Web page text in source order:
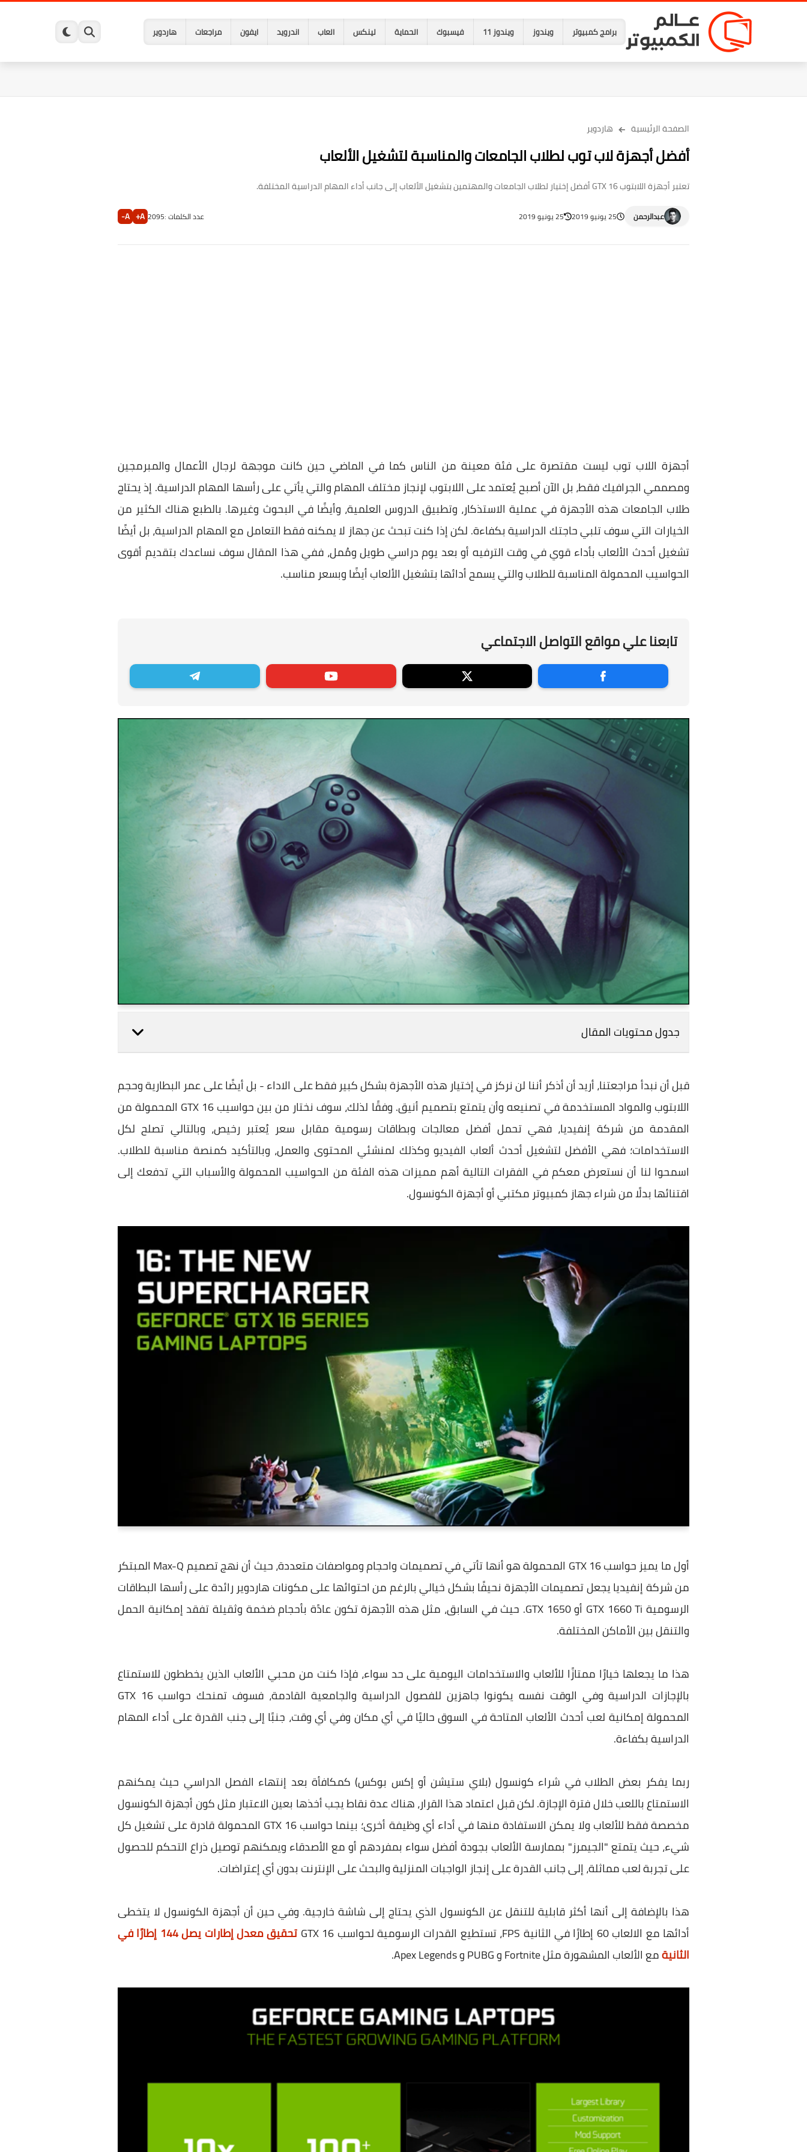
برامج كمبيوتر ويندوز ويندوز 11 فيسبوك الحماية لينكس العاب اندرويد ايفون مراجعات هاردوير
الصفحة الرئيسية هاردوير
أفضل أجهزة لاب توب لطلاب الجامعات والمناسبة لتشغيل الألعاب
تعتبر أجهزة اللابتوب GTX 16 أفضل إختيار لطلاب الجامعات والمهتمين بتشغيل الألعاب إلى جانب أداء المهام الدراسية المختلفة.
عبدالرحمن 25 يونيو 2019 25 يونيو 2019 عدد الكلمات :2095
A+
A-
أجهزة اللاب توب ليست مقتصرة على فئة معينة من الناس كما في الماضي حين كانت موجهة لرجال الأعمال والمبرمجين
ومصممي الجرافيك فقط، بل الآن أصبح يُعتمد على اللابتوب لإنجاز مختلف المهام والتي يأتي على رأسها المهام الدراسية. إذ يحتاج
طلاب الجامعات هذه الأجهزة في عملية الاستذكار، وتطبيق الدروس العلمية، وأيضًا في البحوث وغيرها. بالطبع هناك الكثير من
الخيارات التي سوف تلبي حاجتك الدراسية بكفاءة. لكن إذا كنت تبحث عن جهاز لا يمكنه فقط التعامل مع المهام الدراسية، بل أيضًا
تشغيل أحدث الألعاب بأداء قوي في وقت الترفيه أو بعد يوم دراسي طويل ومُمل، ففي هذا المقال سوف نساعدك بتقديم أقوى
الحواسيب المحمولة المناسبة للطلاب والتي يسمح أدائها بتشغيل الألعاب أيضًا وبسعر مناسب.
تابعنا علي مواقع التواصل الاجتماعي
جدول محتويات المقال
قبل أن نبدأ مراجعتنا، أريد أن أذكر أننا لن نركز في إختيار هذه الأجهزة بشكل كبير فقط على الاداء - بل أيضًا على عمر البطارية وحجم
اللابتوب والمواد المستخدمة في تصنيعه وأن يتمتع بتصميم أنيق. وفقًا لذلك، سوف نختار من بين حواسيب GTX 16 المحمولة من
المقدمة من شركة إنفيديا، فهي تحمل أفضل معالجات وبطاقات رسومية مقابل سعر يُعتبر رخيص، وبالتالي تصلح لكل
الاستخدامات؛ فهي الأفضل لتشغيل أحدث ألعاب الفيديو وكذلك لمنشئي المحتوى والعمل، وبالتأكيد كمنصة مناسبة للطلاب.
اسمحوا لنا أن نستعرض معكم في الفقرات التالية أهم مميزات هذه الفئة من الحواسيب المحمولة والأسباب التي تدفعك إلى
اقتنائها بدلًا من شراء جهاز كمبيوتر مكتبي أو أجهزة الكونسول.
أول ما يميز حواسب GTX 16 المحمولة هو أنها تأتي في تصميمات واحجام ومواصفات متعددة، حيث أن نهج تصميم Max-Q المبتكر
من شركة إنفيديا يجعل تصميمات الأجهزة نحيفًا بشكل خيالي بالرغم من احتوائها على مكونات هاردوير رائدة على رأسها البطاقات
الرسومية GTX 1660 Ti أو GTX 1650. حيث في السابق، مثل هذه الأجهزة تكون عادًة بأحجام ضخمة وثقيلة تفقد إمكانية الحمل
والتنقل بين الأماكن المختلفة.
هذا ما يجعلها خيارًا ممتازًا للألعاب والاستخدامات اليومية على حد سواء، فإذا كنت من محبي الألعاب الذين يخططون للاستمتاع
بالإجازات الدراسية وفي الوقت نفسه يكونوا جاهزين للفصول الدراسية والجامعية القادمة، فسوف تمنحك حواسب GTX 16
المحمولة إمكانية لعب أحدث الألعاب المتاحة في السوق حاليًا في أي مكان وفي أي وقت، جنبًا إلى جنب القدرة على أداء المهام
الدراسية بكفاءة.
ربما يفكر بعض الطلاب في شراء كونسول (بلاي ستيشن أو إكس بوكس) كمكافأة بعد إنتهاء الفصل الدراسي حيث يمكنهم
الاستمتاع باللعب خلال فترة الإجازة. لكن قبل اعتماد هذا القرار، هناك عدة نقاط يجب أخذها بعين الاعتبار مثل كون أجهزة الكونسول
مخصصة فقط للألعاب ولا يمكن الاستفادة منها في أداء أي وظيفة أخرى؛ بينما حواسب GTX 16 المحمولة قادرة على تشغيل كل
شيء، حيثيتمتع "الجيمرز" بممارسة الألعاب بجودة أفضل سواء بمفردهم أو مع الأصدقاء ويمكنهم توصيل ذراع التحكم للحصول
على تجربة لعب مماثلة، إلى جانب القدرة علىإنجاز الواجبات المنزلية والبحث على الإنترنت بدون أي إعتراضات.
هذا بالإضافة إلى أنها أكثر قابلية للتنقل عن الكونسول الذي يحتاج إلى شاشة خارجية. وفي حين أن أجهزة الكونسول لا يتخطى
أدائها مع الالعاب 60 إطارًا في الثانية FPS، تستطيع القدرات الرسومية لحواسب GTX 16
تحقيق معدل إطارات يصل
144 إطارًا في
الثانيةمع الألعاب المشهورة مثل Fortnite و PUBG و Apex Legends.